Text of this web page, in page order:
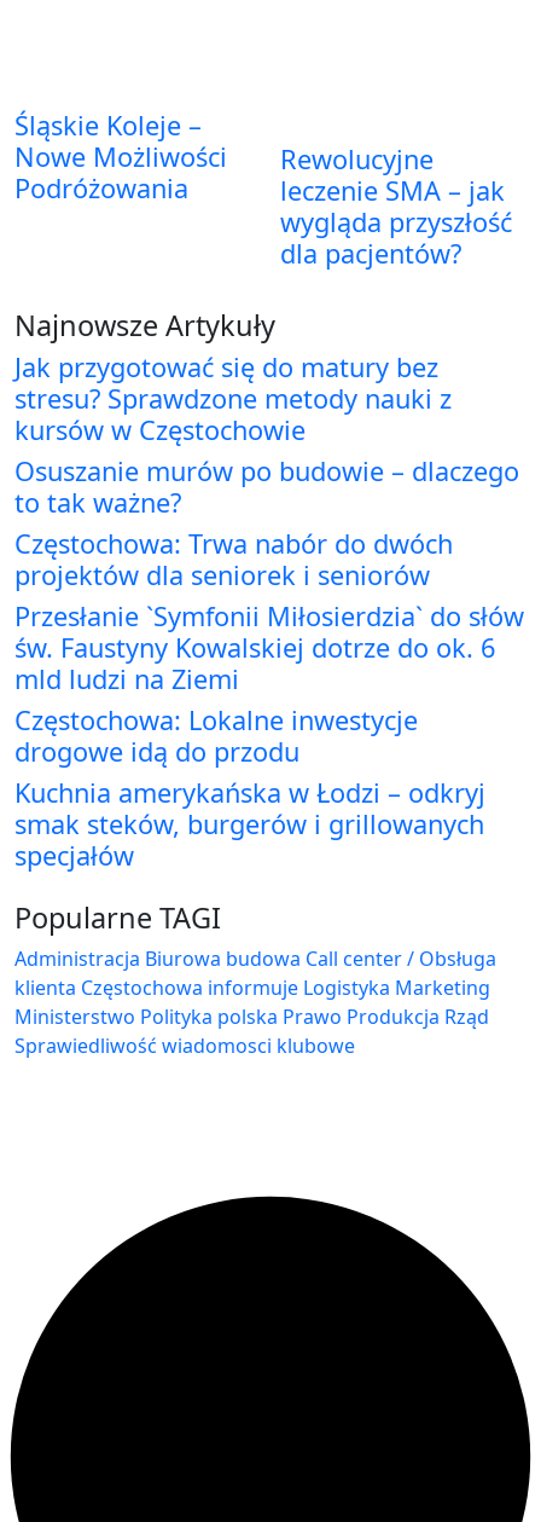
Śląskie Koleje –
Nowe Możliwości
Podróżowania
Rewolucyjne
leczenie SMA – jak
wygląda przyszłość
dla pacjentów?
Najnowsze Artykuły
Jak przygotować się do matury bez
stresu? Sprawdzone metody nauki z
kursów w Częstochowie
Osuszanie murów po budowie – dlaczego
to tak ważne?
Częstochowa: Trwa nabór do dwóch
projektów dla seniorek i seniorów
Przesłanie `Symfonii Miłosierdzia` do słów
św. Faustyny Kowalskiej dotrze do ok. 6
mld ludzi na Ziemi
Częstochowa: Lokalne inwestycje
drogowe idą do przodu
Kuchnia amerykańska w Łodzi – odkryj
smak steków, burgerów i grillowanych
specjałów
Popularne TAGI
Administracja Biurowa budowa Call center / Obsługa
klienta Częstochowa informuje Logistyka Marketing
Ministerstwo Polityka polska Prawo Produkcja Rząd
Sprawiedliwość wiadomosci klubowe